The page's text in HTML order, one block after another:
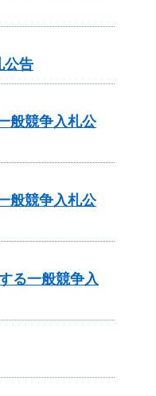
公告
般競争入札公
般競争入札公
る一般競争入